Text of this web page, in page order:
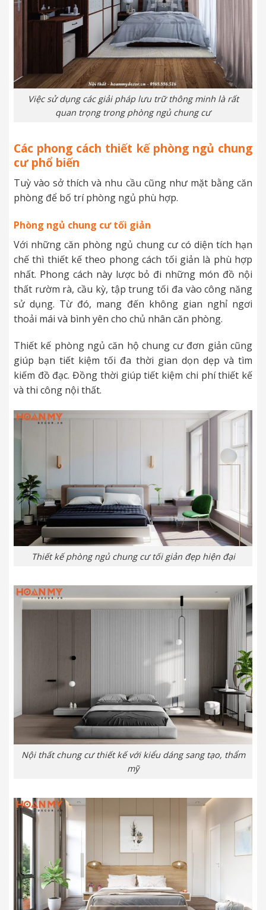
Việc sử dụng các giải pháp lưu trữ thông minh là rất
quan trọng trong phòng ngủ chung cư
Các phong cách thiết kế phòng ngủ chung
cư phổ biến
Tuỳ vào sở thích và nhu cầu cũng như mặt bằng căn
phòng để bố trí phòng ngủ phù hợp.
Phòng ngủ chung cư tối giản
Với những căn phòng ngủ chung cư có diện tích hạn
chế thì thiết kế theo phong cách tối giản là phù hợp
nhất. Phong cách này lược bỏ đi những món đồ nội
thất rườm rà, cầu kỳ, tập trung tối đa vào công năng
sử dụng. Từ đó, mang đến không gian nghỉ ngơi
thoải mái và bình yên cho chủ nhân căn phòng.
Thiết kế phòng ngủ căn hộ chung cư đơn giản cũng
giúp bạn tiết kiệm tối đa thời gian dọn dẹp và tìm
kiếm đồ đạc. Đồng thời giúp tiết kiệm chi phí thiết kế
và thi công nội thất.
Thiết kế phòng ngủ chung cư tối giản đẹp hiện đại
Nội thất chung cư thiết kế với kiểu dáng sang tạo, thẩm
mỹ